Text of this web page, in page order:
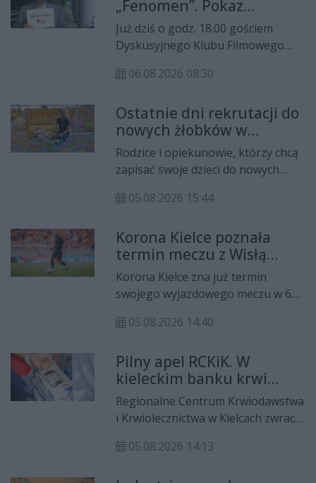
Alska wywalczyła brąz, a
reprezentacja Polski kobiet
sięgnęła po srebrny medal w
turnieju drużynowym.
„Fenomen”. Pokaz
kultowego filmu
„Monterey Pop” w
odrestaurowanej wersji 4K
Już dziś o godz. 18.00 gościem
Dyskusyjnego Klubu Filmowego
jeden z najbardziej cenionych
wieloletni współtwórca i dyrektor
muzyczny Radia RMF FM, związany
z Programem Trzecim Polskiego
Radia, były redaktor naczelny
„Machiny” oraz dyrektor
artystyczny Sopot Festival.
06.08.2026 08:30
Ostatnie dni rekrutacji do
nowych żłobków w
Kielcach. Rodzice mają
czas do piątku
Rodzice i opiekunowie, którzy chcą
zapisać swoje dzieci do nowych
Kielcach, powinni się pospieszyć.
wprowadzania danych maluchów
do systemu elektronicznego
naboru.
05.08.2026 15:44
Korona Kielce poznała
termin meczu z Wisłą
Płock. Spotkanie otworzy
6. kolejkę Ekstraklasy
Korona Kielce zna już termin
swojego wyjazdowego meczu w 6.
prowadzony przez Jacka
Płock w piątek, 28 sierpnia.
Pierwszy gwizdek zaplanowano na
godzinę 18:00.
05.08.2026 14:40
Pilny apel RCKiK. W
kieleckim banku krwi
brakuje niemal wszystkich
grup
Regionalne Centrum Krwiodawstwa
i Krwiolecznictwa w Kielcach zwraca
mieszkańców o oddawanie krwi. W
05.08.2026 14:13